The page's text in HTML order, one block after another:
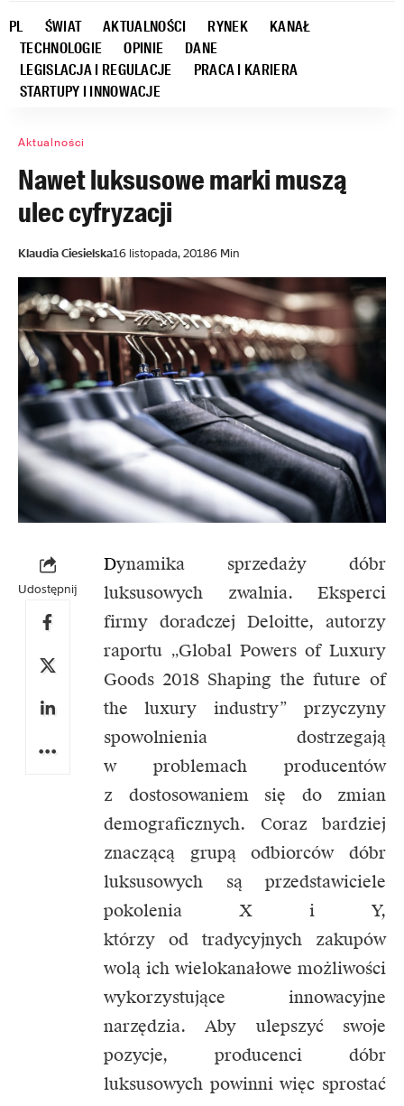
PL ŚWIAT AKTUALNOŚCI RYNEK
KANAŁ
TECHNOLOGIE
OPINIE
DANE
LEGISLACJA I REGULACJE
PRACA I KARIERA
STARTUPY I INNOWACJE
Aktualności
Nawet luksusowe marki muszą
ulec cyfryzacji
Klaudia Ciesielska16 listopada, 20186 Min
Udostępnij
Dynamika sprzedaży dóbr
luksusowych zwalnia. Eksperci
firmy doradczej Deloitte, autorzy
raportu „Global Powers of Luxury
Goods 2018 Shaping the future of
the luxury industry” przyczyny
spowolnienia dostrzegają
w problemach producentów
z dostosowaniem się do zmian
demograficznych. Coraz bardziej
znaczącą grupą odbiorców dóbr
luksusowych są przedstawiciele
pokolenia X i Y,
którzy od tradycyjnych zakupów
wolą ich wielokanałowe możliwości
wykorzystujące innowacyjne
narzędzia. Aby ulepszyć swoje
pozycje, producenci dóbr
luksusowych powinni więc sprostać